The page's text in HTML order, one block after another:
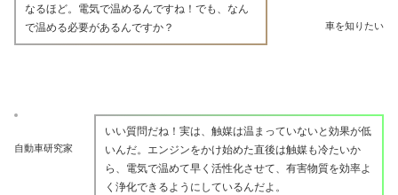
車を知りたい
なるほど。電気で温めるんですね！でも、なん
で温める必要があるんですか？
自動車研究家
いい質問だね！実は、触媒は温まっていないと効果が低
いんだ。エンジンをかけ始めた直後は触媒も冷たいか
ら、電気で温めて早く活性化させて、有害物質を効率よ
く浄化できるようにしているんだよ。